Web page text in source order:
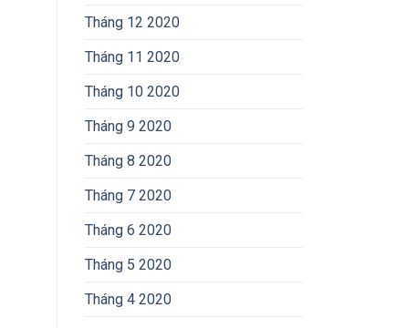
Tháng 12 2020
Tháng 11 2020
Tháng 10 2020
Tháng 9 2020
Tháng 8 2020
Tháng 7 2020
Tháng 6 2020
Tháng 5 2020
Tháng 4 2020